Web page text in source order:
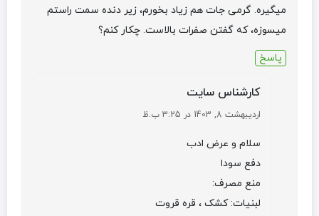
میگیره. گرمی جات هم زیاد بخورم، زیر دنده سمت راستم
میسوزه، که گفتن صفرات بالاست. چکار کنم؟
پاسخ
کارشناس سایت
اردیبهشت 8, 1403 در 3:25 ب.ظ
سلام و عرض ادب
دفع سودا
منع مصرف:
لبنیات: کشک ، قره قروت